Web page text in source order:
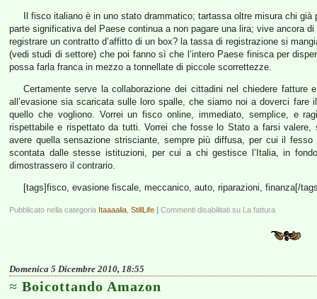
Il fisco italiano è in uno stato drammatico; tartassa oltre misura chi
parte significativa del Paese continua a non pagare una lira; vive ancora
registrare un contratto d’affitto di un box? la tassa di registrazione si
(vedi studi di settore) che poi fanno sì che l’intero Paese finisca per
possa farla franca in mezzo a tonnellate di piccole scorrettezze.
Certamente serve la collaborazione dei cittadini nel chiedere
all’evasione sia scaricata sulle loro spalle, che siamo noi a doverci
quello che vogliono. Vorrei un fisco online, immediato, semplice, e
rispettabile e rispettato da tutti. Vorrei che fosse lo Stato a farsi
avere quella sensazione strisciante, sempre più diffusa, per cui il
scontata dalle stesse istituzioni, per cui a chi gestisce l’Italia, in
dimostrassero il contrario.
[tags]fisco, evasione fiscale, meccanico, auto, riparazioni, finanza[/
Pubblicato nella categoria Itaaaalia StillLife | Commenti disabilitati su La fattura
Domenica 5 Dicembre 2010, 18:55
Boicottando Amazon